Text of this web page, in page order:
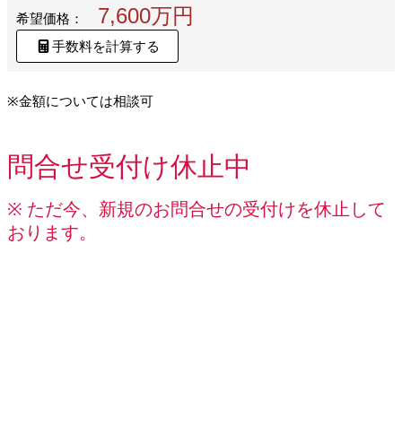
希望価格：
7,600万円
手数料を計算する
※金額については相談可
問合せ受付け休止中
※ ただ今、新規のお問合せの受付けを休止して
おります。